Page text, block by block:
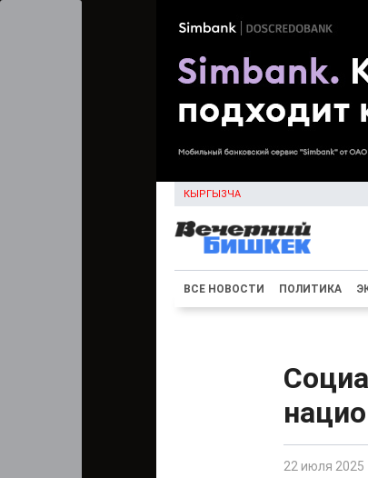
КЫРГЫЗЧА
ВСЕ НОВОСТИ ПОЛИТИКА
22 июля 2025